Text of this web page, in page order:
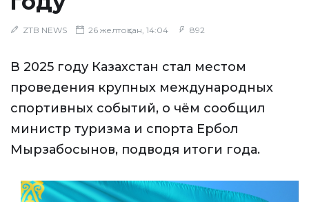
ZTB NEWS 26 желтоқсан, 14:04 892
В 2025 году Казахстан стал местом
проведения крупных международных
спортивных событий, о чём сообщил
министр туризма и спорта Ербол
Мырзабосынов, подводя итоги года.